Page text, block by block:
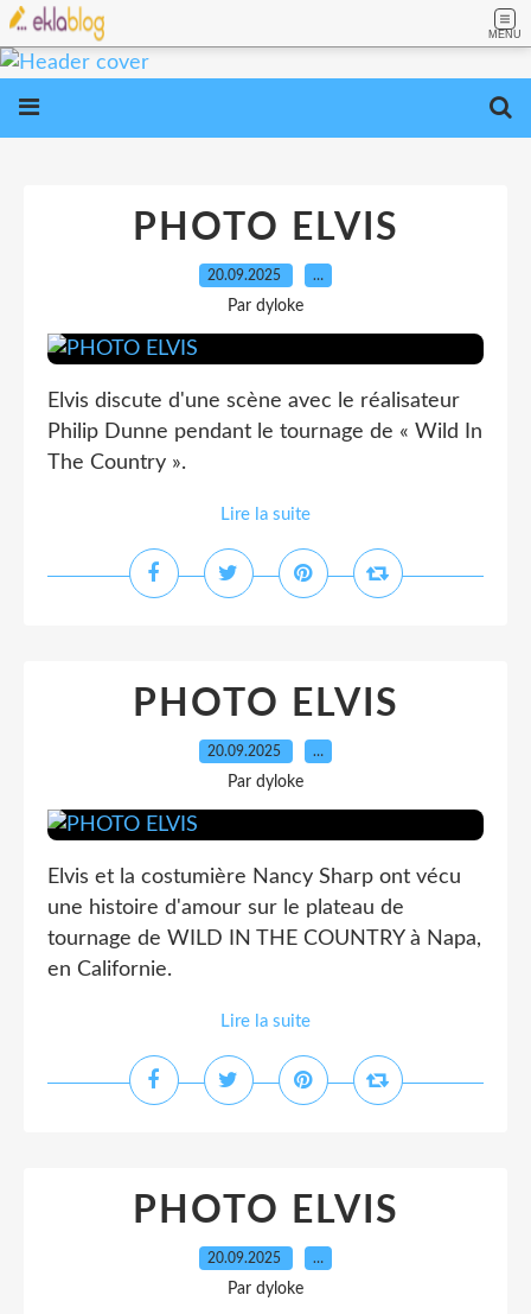
MENU
PHOTO ELVIS
20.09.2025 …
Par dyloke
Elvis discute d'une scène avec le réalisateur
Philip Dunne pendant le tournage de « Wild In
The Country ».
Lire la suite
PHOTO ELVIS
20.09.2025 …
Par dyloke
Elvis et la costumière Nancy Sharp ont vécu
une histoire d'amour sur le plateau de
tournage de WILD IN THE COUNTRY à Napa,
en Californie.
Lire la suite
PHOTO ELVIS
20.09.2025 …
Par dyloke